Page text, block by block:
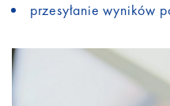
przesyłanie wyników